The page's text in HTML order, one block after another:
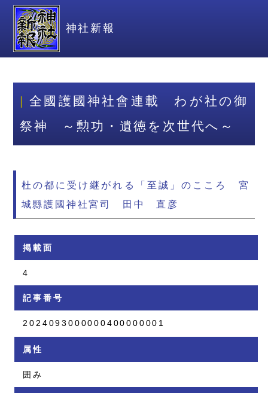
神社新報
全國護國神社會連載 わが社の御
祭神 ～勲功・遺徳を次世代へ～
杜の都に受け継がれる「至誠」のこころ 宮
城縣護國神社宮司 田中 直彦
掲載面
4
記事番号
2024093000000400000001
属性
囲み